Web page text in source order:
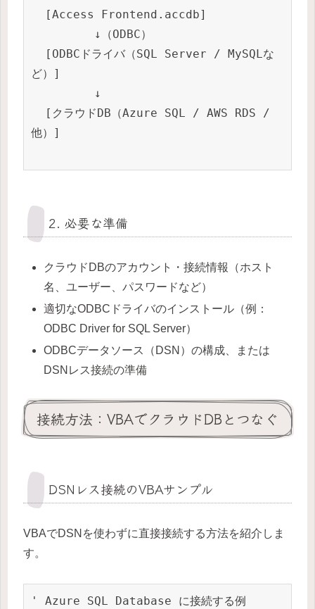
ど）]
他）]
2. 必要な準備
クラウドDBのアカウント・接続情報（ホスト
名、ユーザー、パスワードなど）
適切なODBCドライバのインストール（例：
ODBC Driver for SQL Server）
ODBCデータソース（DSN）の構成、または
DSNレス接続の準備
接続方法：VBAでクラウドDBとつなぐ
DSNレス接続のVBAサンプル
VBAでDSNを使わずに直接接続する方法を紹介しま
す。
' Azure SQL Database に接続する例